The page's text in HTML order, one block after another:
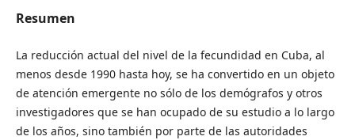
Resumen
La reducción actual del nivel de la fecundidad en Cuba, al
menos desde 1990 hasta hoy, se ha convertido en un objeto
de atención emergente no sólo de los demógrafos y otros
investigadores que se han ocupado de su estudio a lo largo
de los años, sino también por parte de las autoridades